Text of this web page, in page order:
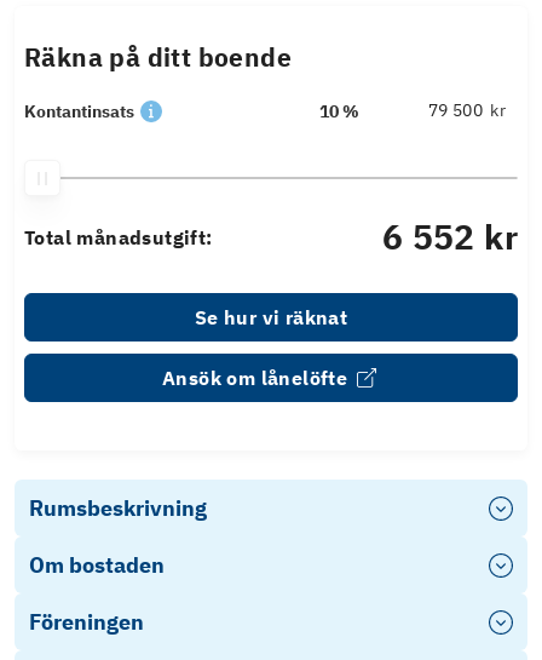
Räkna på ditt boende
Kontantinsats 10 % kr
Total månadsutgift: 6 552 kr
Se hur vi räknat
Ansök om lånelöfte
Rumsbeskrivning
Om bostaden
Föreningen